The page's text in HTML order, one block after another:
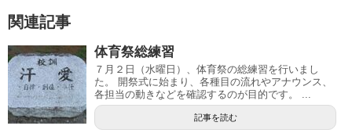
関連記事
体育祭総練習
７月２日（水曜日）、体育祭の総練習を行いまし
た。 開祭式に始まり、各種目の流れやアナウンス、
各担当の動きなどを確認するのが目的です。 ...
記事を読む